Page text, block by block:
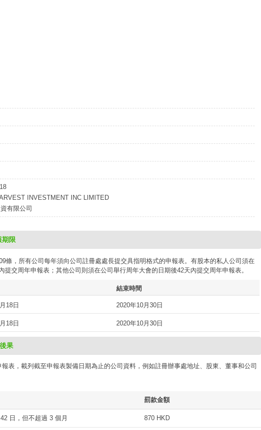
INVESTMENT INC LIMITED
有限公司
期限
條，所有公司每年須向公司註冊處處長提交具指明格式的申報表。有股本的私人公司須在
提交周年申報表；其他公司則須在公司舉行周年大會的日期後42天內提交周年申報表。
結束時間
18日 2020年10月30日
18日 2020年10月30日
果
表，載列截至申報表製備日期為止的公司資料，例如註冊辦事處地址、股東、董事和公司
罰款金額
日，但不超過 3 個月 870 HKD